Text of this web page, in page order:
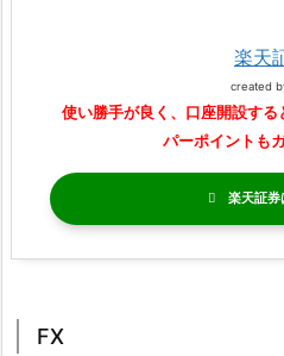
楽天
created
使い勝手が良く、口座開設す
パーポイントも
楽天証券
FX